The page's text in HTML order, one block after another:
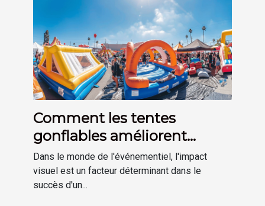
Comment les tentes
gonflables améliorent
l'impact visuel des
événements
Dans le monde de l'événementiel, l'impact
visuel est un facteur déterminant dans le
succès d'un...